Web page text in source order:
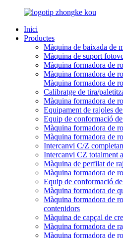
Inici
Productes
Màquina de baixada de
Màquina de suport
Màquina formadora de
Màquina formadora de
Màquina formadora de
Calibratge de tira/
Màquina formadora de
Equipament de rajoles
Equip de conformació
Màquina formadora de
Màquina formadora de
Intercanvi C/Z
Intercanvi CZ totalment
Màquina de perfilat de
Màquina formadora de
Equip de conformació
Màquina formadora de
Màquina formadora de
contenidors
Màquina de capçal de
Màquina formadora de
Màquina formadora de